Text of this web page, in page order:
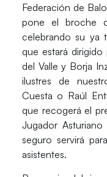
Federación de
pone el broche
celebrando su ya
que estará dirigido
del Valle y Borja
ilustres de
Cuesta o Raúl
que recogerá el
Jugador
seguro servirá
asistentes.